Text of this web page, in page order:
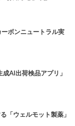
ボンニュートラル実
AI出荷検品アプリ」
「ウェルモット製薬」